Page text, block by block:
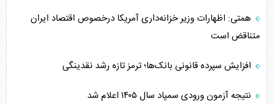
همتی: اظهارات وزیر خزانه‌داری آمریکا درخصوص اقتصاد ایران
متناقض است
افزایش سپرده قانونی بانک‌ها؛ ترمز تازه رشد نقدینگی
نتیجه آزمون ورودی سمپاد سال ۱۴۰۵ اعلام شد